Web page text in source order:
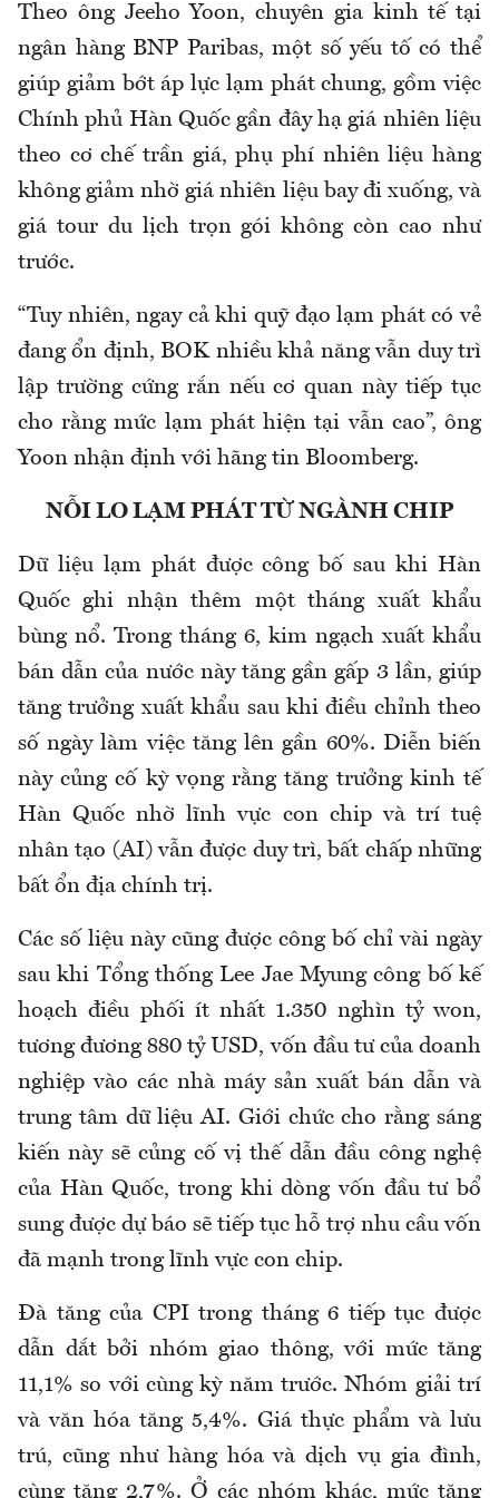
Theo ông Jeeho Yoon, chuyên gia kinh tế tại
ngân hàng BNP Paribas, một số yếu tố có thể
giúp giảm bớt áp lực lạm phát chung, gồm việc
Chính phủ Hàn Quốc gần đây hạ giá nhiên liệu
theo cơ chế trần giá, phụ phí nhiên liệu hàng
không giảm nhờ giá nhiên liệu bay đi xuống, và
giá tour du lịch trọn gói không còn cao như
trước.
“Tuy nhiên, ngay cả khi quỹ đạo lạm phát có vẻ
đang ổn định, BOK nhiều khả năng vẫn duy trì
lập trường cứng rắn nếu cơ quan này tiếp tục
cho rằng mức lạm phát hiện tại vẫn cao”, ông
Yoon nhận định với hãng tin Bloomberg.
NỖI LO LẠM PHÁT TỪ NGÀNH CHIP
Dữ liệu lạm phát được công bố sau khi Hàn
Quốc ghi nhận thêm một tháng xuất khẩu
bùng nổ. Trong tháng 6, kim ngạch xuất khẩu
bán dẫn của nước này tăng gần gấp 3 lần, giúp
tăng trưởng xuất khẩu sau khi điều chỉnh theo
số ngày làm việc tăng lên gần 60%. Diễn biến
này củng cố kỳ vọng rằng tăng trưởng kinh tế
Hàn Quốc nhờ lĩnh vực con chip và trí tuệ
nhân tạo (AI) vẫn được duy trì, bất chấp những
bất ổn địa chính trị.
Các số liệu này cũng được công bố chỉ vài ngày
sau khi Tổng thống Lee Jae Myung công bố kế
hoạch điều phối ít nhất 1.350 nghìn tỷ won,
tương đương 880 tỷ USD, vốn đầu tư của doanh
nghiệp vào các nhà máy sản xuất bán dẫn và
trung tâm dữ liệu AI. Giới chức cho rằng sáng
kiến này sẽ củng cố vị thế dẫn đầu công nghệ
của Hàn Quốc, trong khi dòng vốn đầu tư bổ
sung được dự báo sẽ tiếp tục hỗ trợ nhu cầu vốn
đã mạnh trong lĩnh vực con chip.
Đà tăng của CPI trong tháng 6 tiếp tục được
dẫn dắt bởi nhóm giao thông, với mức tăng
11,1% so với cùng kỳ năm trước. Nhóm giải trí
và văn hóa tăng 5,4%. Giá thực phẩm và lưu
trú, cũng như hàng hóa và dịch vụ gia đình,
cùng tăng 2,7%. Ở các nhóm khác, mức tăng